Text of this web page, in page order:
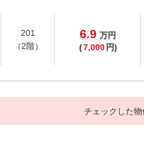
201
（2階）
6.9 万円
(7,000 円)
チェックした物